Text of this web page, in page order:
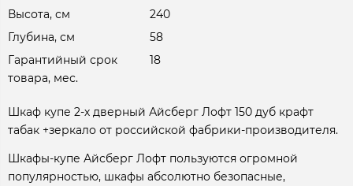
Высота, см
240
Глубина, см
58
Гарантийный срок
товара, мес.
18
Шкаф купе 2-х дверный Айсберг Лофт 150 дуб крафт
табак +зеркало от российской фабрики-производителя.
Шкафы-купе Айсберг Лофт пользуются огромной
популярностью, шкафы абсолютно безопасные,